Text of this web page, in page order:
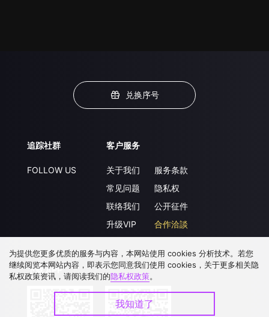
兑换序号
追踪社群
FOLLOW US
客户服务
关于我们
常见问题
联络我们
升级VIP
服务条款
隐私权
公开征件
合作洽談
下载 APP
为提供您更多优质的服务与内容，本网站使用 cookies 分析技术。若您
继续阅览本网站内容，即表示您同意我们使用 cookies，关于更多相关隐
私权政策资讯，请阅读我们的隐私权政策。
我知道了